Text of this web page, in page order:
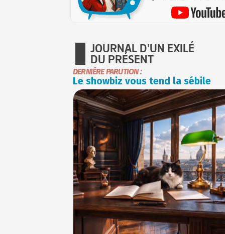
JOURNAL D'UN EXILÉ
DU PRÉSENT
DERNIÈRE PARUTION :
Le showbiz vous tend la sébile